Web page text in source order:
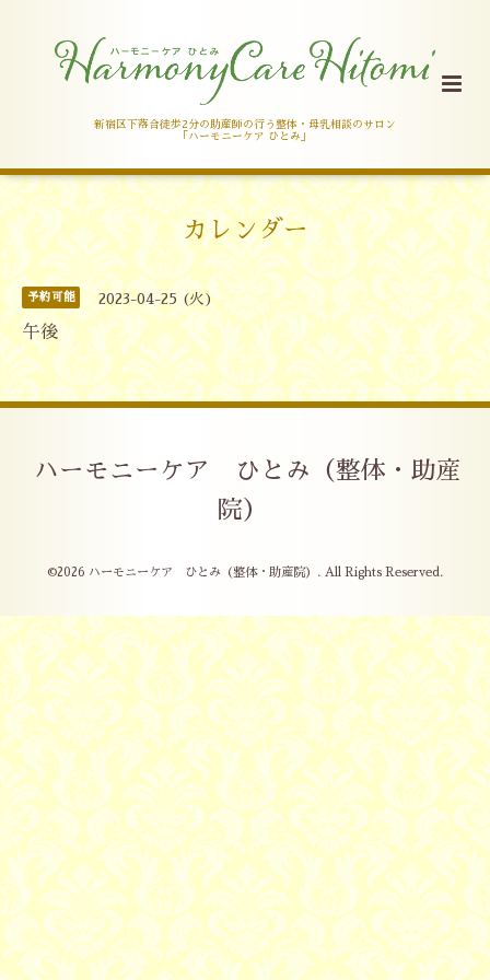
新宿区下落合徒歩2分の助産師の行う整体・母乳相談のサロン
「ハーモニーケア ひとみ」
カレンダー
予約可能 2023-04-25 (火)
午後
ハーモニーケア ひとみ（整体・助産
院）
©2026 ハーモニーケア ひとみ（整体・助産院） . All Rights Reserved.